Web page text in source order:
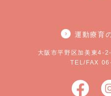
運動療育
大阪市平野区加美東4-
TEL/FAX